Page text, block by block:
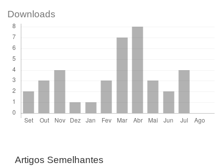
Downloads
Artigos Semelhantes